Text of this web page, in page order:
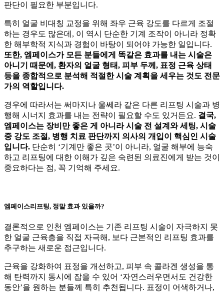
판단이 필요한 부분입니다.
특히 얼굴 비대칭 교정을 위해 좌우 근육 강도를 다르게 조절
하는 경우도 많은데, 이 역시 단순한 기계 조작이 아니라 정확
한 해부학적 지식과 경험이 바탕이 되어야 가능한 일입니다.
또한, 엠페이스가 모든 분들에게 똑같은 효과를 내는 시술은
아니기 때문에, 환자의 얼굴 형태, 피부 두께, 표정 근육 상태
등을 종합적으로 분석해 적절한 시술 계획을 세우는 것도 전문
가의 역할입니다.
경우에 따라서는 써마지나 울쎄라 같은 다른 리프팅 시술과 병
행해 시너지 효과를 내는 전략이 필요할 수도 있거든요. 결국,
엠페이스는 장비만 좋은 게 아니라 시술 전 설계와 세팅, 시술
중 강도 조절, 병행 치료 판단까지 의사의 개입이 핵심인 시술
입니다. 단순히 ‘기계만 좋은 곳’이 아니라, 얼굴 해부에 능숙
하고 리프팅에 대한 이해가 깊은 숙련된 의료진에게 받는 것이
중요하다는 점, 꼭 기억해 주세요.
엠페이스리프팅, 정말 효과 있을까?
결론적으로 인천 엠페이스는 기존 리프팅 시술이 자극하지 못
한 얼굴 근육층을 직접 자극해, 보다 근본적인 리프팅 효과를
추구하는 새로운 접근입니다.
​​근육을 강화하여 표정을 개선하고, 피부 속 콜라겐 생성을 통
해 탄력까지 동시에 잡을 수 있어 ‘자연스러우면서도 건강한
동안’을 원하는 분들께 특히 추천됩니다. 표정이 어색하거나,